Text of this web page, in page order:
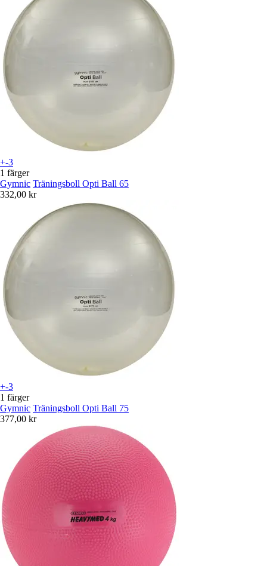
+-3
1 färger
Gymnic Träningsboll Opti Ball 65
332,00 kr
+-3
1 färger
Gymnic Träningsboll Opti Ball 75
377,00 kr